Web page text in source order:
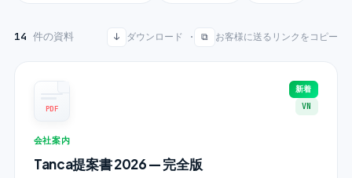
14 件の資料 ↓ ダウンロード · ⧉ お客様に送るリンクをコピー
PDF
新着
VN
会社案内
Tanca提案書 2026 — 完全版